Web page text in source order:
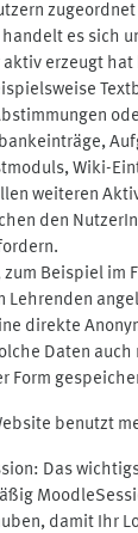
es sich
erzeugt
Wiki-
weiteren
den
zum Beispiel im
Lehrenden
direkte
Daten
Form
benutzt
Das
damit Ihr